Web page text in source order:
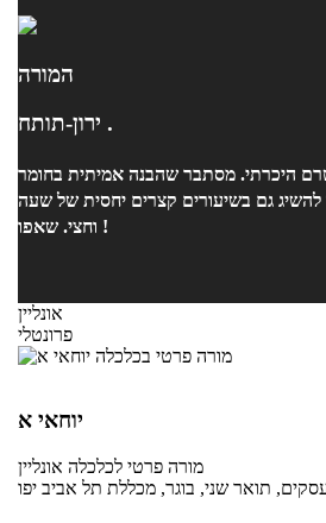
המורה
ירון-תותח .
ירון הוא מקצוען ברמה שטרם היכרתי. מסתבר שהבנה אמיתית בחומר
להשיג גם בשיעורים קצרים יחסית של שעה
וחצי. שאפו !
אונליין
פרונטלי
יוחאי א
מורה פרטי לכלכלה אונליין
תואר שני, בוגר, מכללת תל אביב יפו